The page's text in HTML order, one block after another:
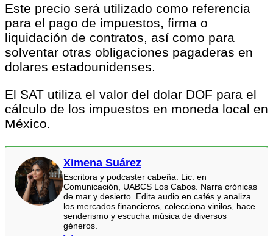
Este precio será utilizado como referencia
para el pago de impuestos, firma o
liquidación de contratos, así como para
solventar otras obligaciones pagaderas en
dolares estadounidenses.
El SAT utiliza el valor del dolar DOF para el
cálculo de los impuestos en moneda local en
México.
Ximena Suárez
Escritora y podcaster cabeña. Lic. en
Comunicación, UABCS Los Cabos. Narra crónicas
de mar y desierto. Edita audio en cafés y analiza
los mercados financieros, colecciona vinilos, hace
senderismo y escucha música de diversos
géneros.